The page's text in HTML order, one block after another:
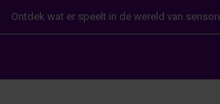
Ontdek wat er speelt in de wereld van